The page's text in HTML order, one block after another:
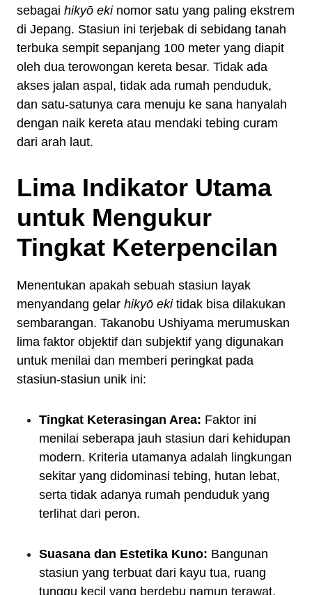
sebagai hikyō ekinomor satu yang paling ekstrem
di Jepang. Stasiun ini terjebak di sebidang tanah
terbuka sempit sepanjang 100 meter yang diapit
oleh dua terowongan kereta besar. Tidak ada
akses jalan aspal, tidak ada rumah penduduk,
dan satu-satunya cara menuju ke sana hanyalah
dengan naik kereta atau mendaki tebing curam
dari arah laut.
Lima Indikator Utama
untuk Mengukur
Tingkat Keterpencilan
Menentukan apakah sebuah stasiun layak
menyandang gelar hikyō ekitidak bisa dilakukan
sembarangan. Takanobu Ushiyama merumuskan
lima faktor objektif dan subjektif yang digunakan
untuk menilai dan memberi peringkat pada
stasiun-stasiun unik ini:
Tingkat Keterasingan Area: Faktor ini
menilai seberapa jauh stasiun dari kehidupan
modern. Kriteria utamanya adalah lingkungan
sekitar yang didominasi tebing, hutan lebat,
serta tidak adanya rumah penduduk yang
terlihat dari peron.
Suasana dan Estetika Kuno: Bangunan
stasiun yang terbuat dari kayu tua, ruang
tunggu kecil yang berdebu namun terawat,